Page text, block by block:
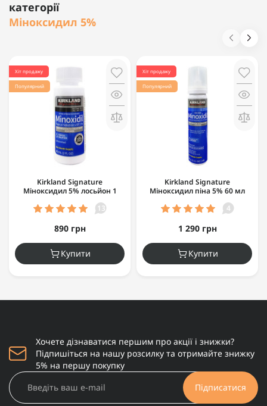
категорії
Міноксидил 5%
Хіт продажу
Популярний
Kirkland Signature
Міноксидил 5% лосьйон 1
13
890 грн
Купити
Хіт продажу
Популярний
Kirkland Signature
Міноксидил піна 5% 60 мл
4
1 290 грн
Купити
Хочете дізнаватися першим про акції і знижки?
Підпишіться на нашу розсилку та отримайте знижку
5% на першу покупку
Підписатися